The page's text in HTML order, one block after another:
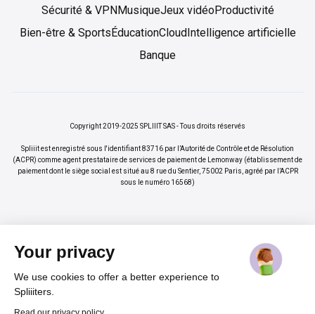
Your privacy
We use cookies to offer a better experience to
Spliiiters.
Sécurité & VPN MusiqueJeux vidéoProductivité
Bien-être & Sports ÉducationCloud Intelligence artificielle
Banque
Copyright 2019-2025 SPLIIIT SAS - Tous droits réservés
Spliiit est enregistré sous l'identifiant 83716 par l’Autorité de Contrôle et de Résolution
(ACPR) comme agent prestataire de services de paiement de Lemonway (établissement de
paiement dont le siège social est situé au 8 rue du Sentier, 75002 Paris, agréé par l’ACPR
sous le numéro 16568)
Vos abonnements jusqu'à -70%